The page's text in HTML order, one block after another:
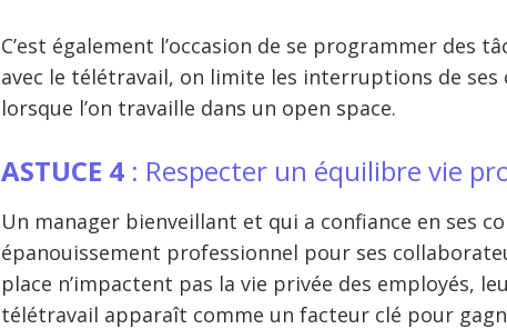
C’est également l’occasion de se programmer des
avec le télétravail, on limite les interruptions de
lorsque l’on travaille dans un open space.
ASTUCE 4 : Respecter un équilibre vie
Un manager bienveillant et qui a confiance en ses
épanouissement professionnel pour ses
place n’impactent pas la vie privée des employés,
télétravail apparaît comme un facteur clé pour